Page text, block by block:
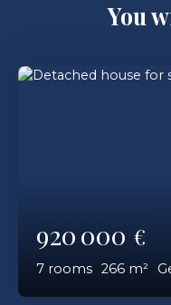
You
920 000 €
7 rooms 266 m²